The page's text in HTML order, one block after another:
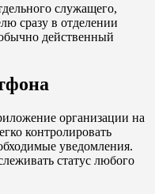
служащего,
сразу в отделении
действенный
организации на
контролировать
уведомления.
статус любого